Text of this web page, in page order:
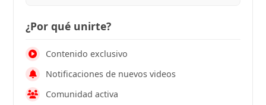
¿Por qué unirte?
Contenido exclusivo
Notificaciones de nuevos videos
Comunidad activa